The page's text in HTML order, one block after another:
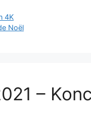
4K
Noël
–